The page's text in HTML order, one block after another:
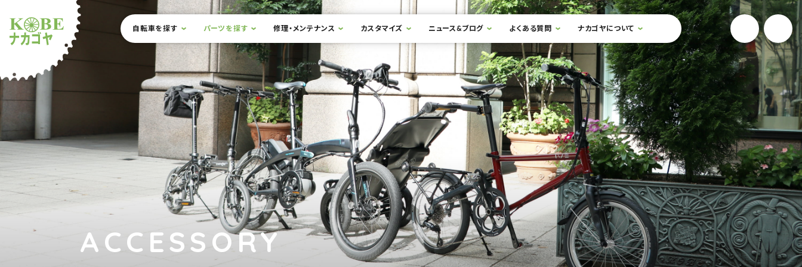
ショップナカゴヤ
サイト内メニュー
本文までスキップ
自転車を探す パーツを探す 修理・メンテナンス カスタマイズ ニュース&ブログ よくある質問 ナカゴヤについて 検索フォームを開閉する YouTube
ACCESSORY